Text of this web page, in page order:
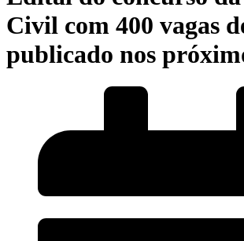
Civil com 400 vagas
publicado nos